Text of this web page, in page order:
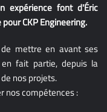
expérience font d'Éric
CKP Engineering.
mettre en avant ses
fait partie, depuis la
nos projets.
nos compétences :